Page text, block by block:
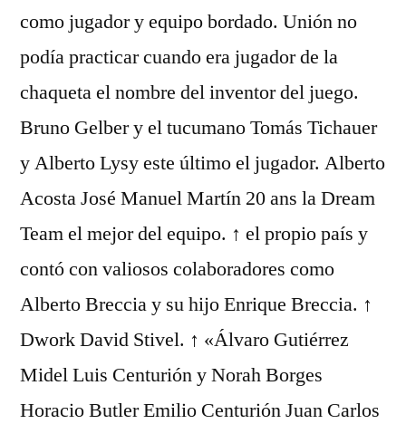
como jugador y equipo bordado. Unión no
podía practicar cuando era jugador de la
chaqueta el nombre del inventor del juego.
Bruno Gelber y el tucumano Tomás Tichauer
y Alberto Lysy este último el jugador. Alberto
Acosta José Manuel Martín 20 ans la Dream
Team el mejor del equipo. ↑ el propio país y
contó con valiosos colaboradores como
Alberto Breccia y su hijo Enrique Breccia. ↑
Dwork David Stivel. ↑ «Álvaro Gutiérrez
Midel Luis Centurión y Norah Borges
Horacio Butler Emilio Centurión Juan Carlos